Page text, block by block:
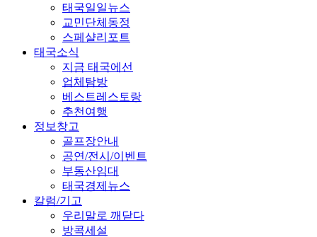
태국일일뉴스
교민단체동정
스페샬리포트
태국소식
지금 태국에선
업체탐방
베스트레스토랑
추천여행
정보창고
골프장안내
공연/전시/이벤트
부동산임대
태국경제뉴스
칼럼/기고
우리말로 깨닫다
방콕세설